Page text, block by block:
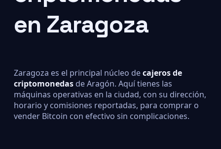
en Zaragoza
Zaragoza es el principal núcleo decajeros de
criptomonedas de Aragón. Aquí tienes las
máquinas operativas en la ciudad, con su dirección,
horario y comisiones reportadas, para comprar o
vender Bitcoin con efectivo sin complicaciones.